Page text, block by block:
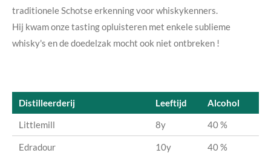
traditionele Schotse erkenning voor whiskykenners.
Hij kwam onze tasting opluisteren met enkele sublieme
whisky's en de doedelzak mocht ook niet ontbreken !
Distilleerderij Leeftijd
Alcohol
Littlemill
8y 40 %
Edradour 10y 40 %